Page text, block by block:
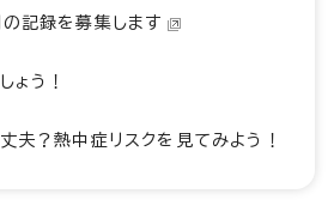
記録を募集します
ょう！
夫？熱中症リスクを見てみよう！